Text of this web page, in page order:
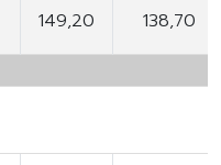
149,20 138,70